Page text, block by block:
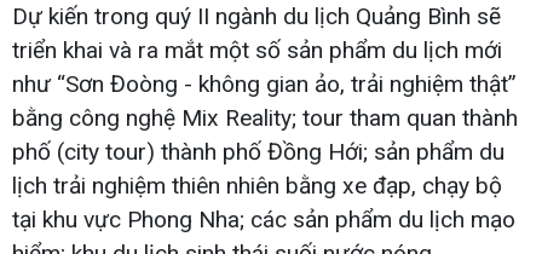
Dự kiến trong quý II ngành du lịch Quảng Bình sẽ
triển khai và ra mắt một số sản phẩm du lịch mới
như “Sơn Đoòng - không gian ảo, trải nghiệm thật”
bằng công nghệ Mix Reality; tour tham quan thành
phố (city tour) thành phố Đồng Hới; sản phẩm du
lịch trải nghiệm thiên nhiên bằng xe đạp, chạy bộ
tại khu vực Phong Nha; các sản phẩm du lịch mạo